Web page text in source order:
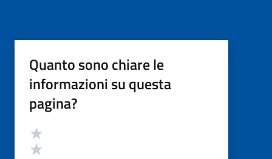
Quanto sono chiare le
informazioni su questa
pagina?
Valutazione